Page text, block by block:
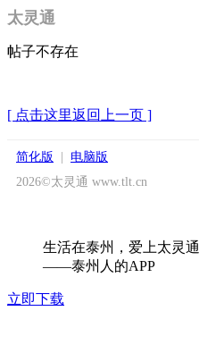
太灵通
帖子不存在
[ 点击这里返回上一页 ]
简化版
电脑版
2026©太灵通 www.tlt.cn
生活在泰州，爱上太灵通
——泰州人的APP
立即下载